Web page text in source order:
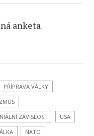
anketa
PŘÍPRAVA VÁLKY
ZÁVISLOST
USA
NATO